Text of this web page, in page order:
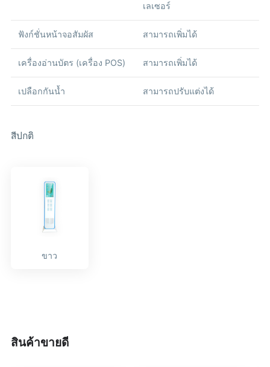
เลเซอร์
ฟังก์ชั่นหน้าจอสัมผัส สามารถเพิ่มได้
เครื่องอ่านบัตร (เครื่อง POS) สามารถเพิ่มได้
เปลือกกันน้ำ สามารถปรับแต่งได้
สีปกติ
ขาว
สินค้าขายดี